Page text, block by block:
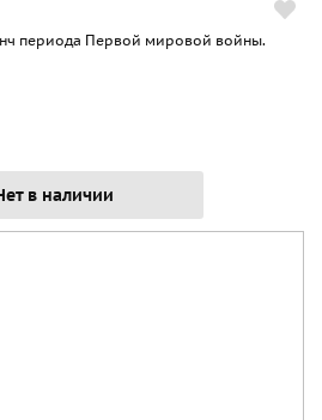
периода Первой мировой войны.
в наличии